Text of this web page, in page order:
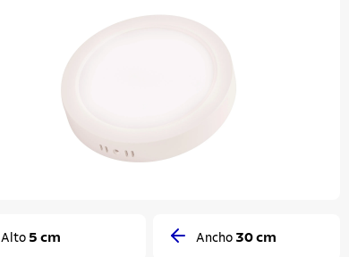
Alto 5 cm Ancho 30 cm